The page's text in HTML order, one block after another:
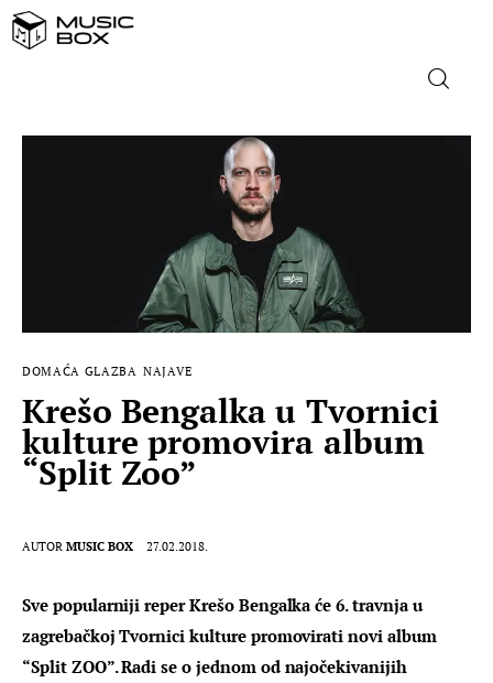
DOMAĆA GLAZBA
STRANA GLAZBA
FILM
MUSIC BOX
DOMAĆA GLAZBA NAJAVE
Krešo Bengalka u Tvornici
kulture promovira album
“Split Zoo”
AUTOR MUSIC BOX 27.02.2018.
Sve popularniji reper Krešo Bengalka će 6. travnja u
zagrebačkoj Tvornici kulture promovirati novi album
“Split ZOO”. Radi se o jednom od najočekivanijih